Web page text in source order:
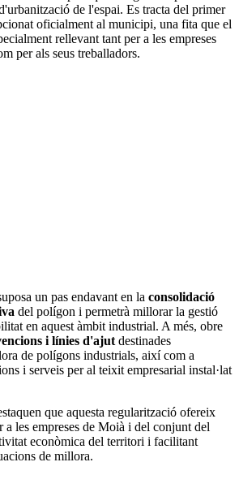
de l'espai. Es tracta del primer
oficialment al municipi, una fita que el
rellevant tant per a les empreses
per als seus treballadors.
un pas endavant en la consolidació
del polígon i permetrà millorar la gestió
en aquest àmbit industrial. A més, obre
i línies d'ajut destinades
de polígons industrials, així com a
i serveis per al teixit empresarial instal·lat
que aquesta regularització ofereix
a les empreses de Moià i del conjunt del
econòmica del territori i facilitant
de millora.